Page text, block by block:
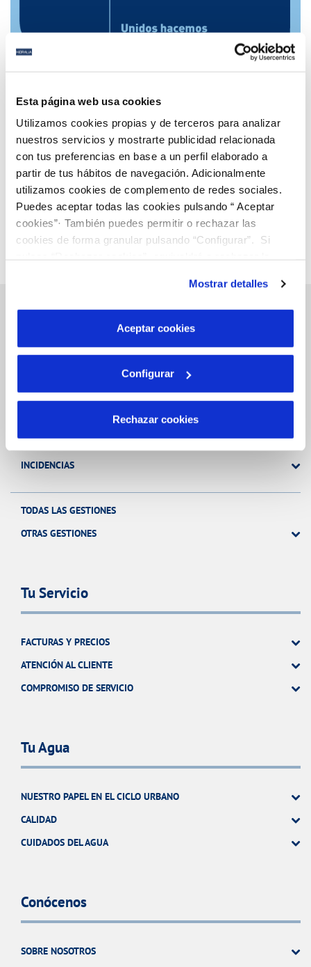
Esta página web usa cookies
Utilizamos cookies propias y de terceros para analizar
nuestros servicios y mostrarte publicidad relacionada
con tus preferencias en base a un perfil elaborado a
partir de tus hábitos de navegación. Adicionalmente
utilizamos cookies de complemento de redes sociales.
Puedes aceptar todas las cookies pulsando “ Aceptar
cookies”· También puedes permitir o rechazar las
cookies de forma granular pulsando “Configurar”. Si
son indispensables para que el sitio web funcione y que
por tanto no se pueden desactivar. Puedes consultar
más información en nuestraPolítica de Cookies
Mostrar detalles
Aceptar cookies
Configurar
Rechazar cookies
Hidralia, con Cruz Roja RESPONDE
Página 81 de 112
Anterior Siguiente
Gestiones Online
FACTURAS, PAGOS Y CONSUMOS
MODIFICACIÓN DE DATOS
INCIDENCIAS
TODAS LAS GESTIONES
OTRAS GESTIONES
Tu Servicio
FACTURAS Y PRECIOS
ATENCIÓN AL CLIENTE
COMPROMISO DE SERVICIO
Tu Agua
NUESTRO PAPEL EN EL CICLO URBANO
CALIDAD
CUIDADOS DEL AGUA
Conócenos
SOBRE NOSOTROS